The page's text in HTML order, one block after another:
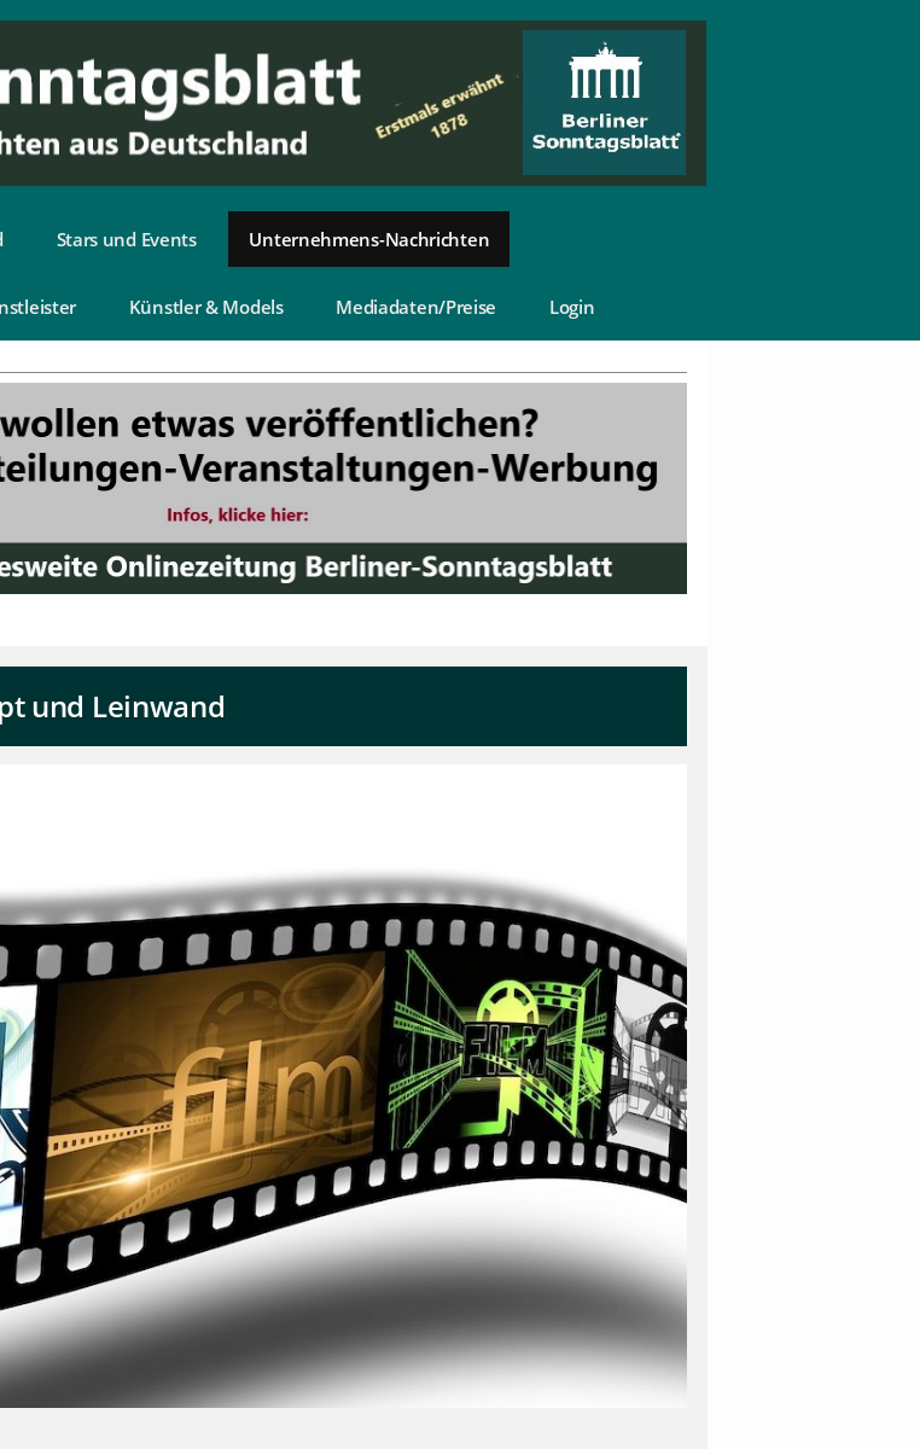
Stars und Events Unternehmens-Nachrichten
Künstler & Models Mediadaten/Preise Login
und Leinwand